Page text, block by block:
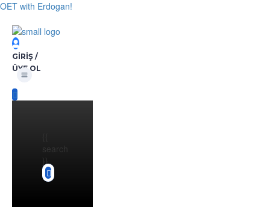
OET with Erdogan!
GIRIŞ /
ÜYE OL
Menü
search
}}